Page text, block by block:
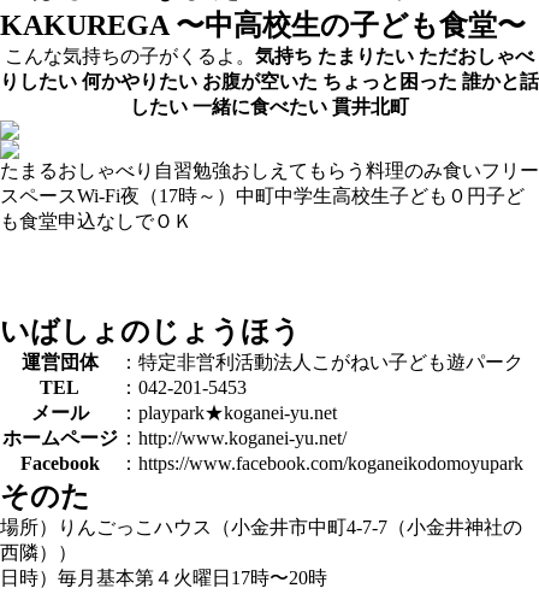
KAKUREGA 〜中⾼校⽣の⼦ども⾷堂〜
こんな気持ちの子がくるよ。 気持ち たまりたい ただおしゃべ
りしたい 何かやりたい お腹が空いた ちょっと困った 誰かと話
したい 一緒に食べたい 貫井北町
たまるおしゃべり 自習勉強おしえてもらう 料理のみ食いフリー
スペースWi-Fi夜（17時～） 中町中学生高校生子ども０円子ど
も食堂申込なしでＯＫ
いばしょのじょうほう
運営団体
：特定非営利活動法人こがねい子ども遊パーク
TEL
：042-201-5453
メール
：playpark★koganei-yu.net
ホームページ ：http://www.koganei-yu.net/
Facebook
：https://www.facebook.com/koganeikodomoyupark
そのた
場所）りんごっこハウス（小金井市中町4-7-7（小金井神社の
西隣））
日時）毎月基本第４火曜日17時〜20時